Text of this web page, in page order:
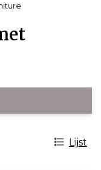
Lijst